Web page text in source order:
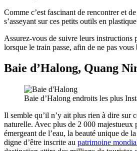
Comme c’est fascinant de rencontrer et
s’asseyant sur ces petits outils en
Assurez-vous de suivre leurs instructions
lorsque le train passe, afin de ne pas vous
Baie d’Halong, Quang
Baie d’Halong endroits les plus
Il semble qu’il n’y ait plus rien à dire sur
naturelle. Avec plus de 2 000 majestueux
émergeant de l’eau, la beauté unique de
digne d’être inscrite au patrimoine